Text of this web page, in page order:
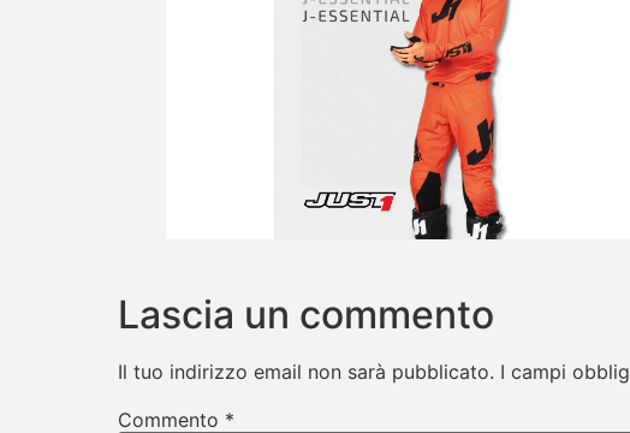
Lascia un commento
Il tuo indirizzo email non sarà pubblicato. I campi
Commento *